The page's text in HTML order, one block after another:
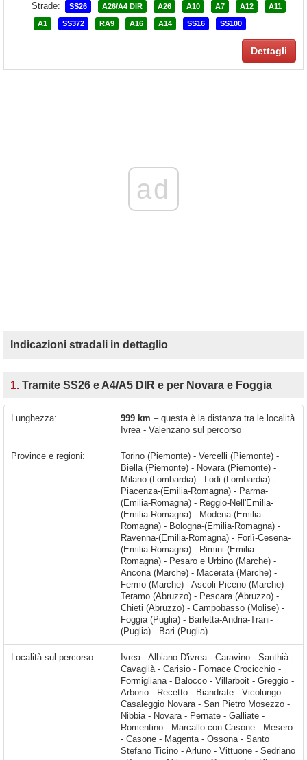
Strade:
SS26 A26/A4 DIR A26 A10 A7 A12 A11
A1 SS372 RA9 A16 A14 SS16 SS100
Dettagli
ad
Indicazioni stradali in dettaglio
1. Tramite SS26 e A4/A5 DIR e per Novara e Foggia
Lunghezza: 999 km – questa è la distanza tra le località
Ivrea - Valenzano sul percorso
Province e regioni:
Torino (Piemonte) - Vercelli (Piemonte) -
Biella (Piemonte) - Novara (Piemonte) -
Milano (Lombardia) - Lodi (Lombardia) -
Piacenza-(Emilia-Romagna) - Parma-
(Emilia-Romagna) - Reggio-Nell'Emilia-
(Emilia-Romagna) - Modena-(Emilia-
Romagna) - Bologna-(Emilia-Romagna) -
Ravenna-(Emilia-Romagna) - Forlì-Cesena-
(Emilia-Romagna) - Rimini-(Emilia-
Romagna) - Pesaro e Urbino (Marche) -
Ancona (Marche) - Macerata (Marche) -
Fermo (Marche) - Ascoli Piceno (Marche) -
Teramo (Abruzzo) - Pescara (Abruzzo) -
Chieti (Abruzzo) - Campobasso (Molise) -
Foggia (Puglia) - Barletta-Andria-Trani-
(Puglia) - Bari (Puglia)
Località sul percorso: Ivrea - Albiano D'ivrea - Caravino - Santhià - Cavaglià - Carisio - Fornace Crocicchio - Formigliana - Balocco - Villarboit - Greggio - Arborio - Recetto - Biandrate - Vicolungo - Casaleggio Novara - San Pietro Mosezzo - Nibbia - Novara - Pernate - Galliate - Romentino - Marcallo con Casone - Mesero - Casone - Magenta - Ossona - Santo Stefano Ticino - Arluno - Vittuone - Sedriano - Pregnana Milanese - Cornaredo - Rho - Pero - Settimo Milanese - Cesano Boscone -